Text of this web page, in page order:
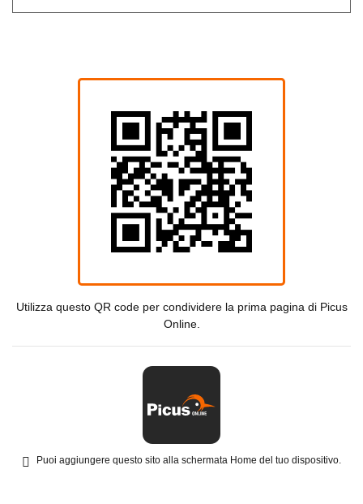
Utilizza questo QR code per condividere la prima pagina di Picus
Online.
Puoi aggiungere questo sito alla schermata Home del tuo dispositivo.